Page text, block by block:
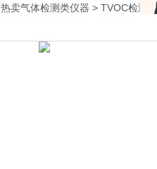
热卖气体检测类仪器 > TVOC检测仪